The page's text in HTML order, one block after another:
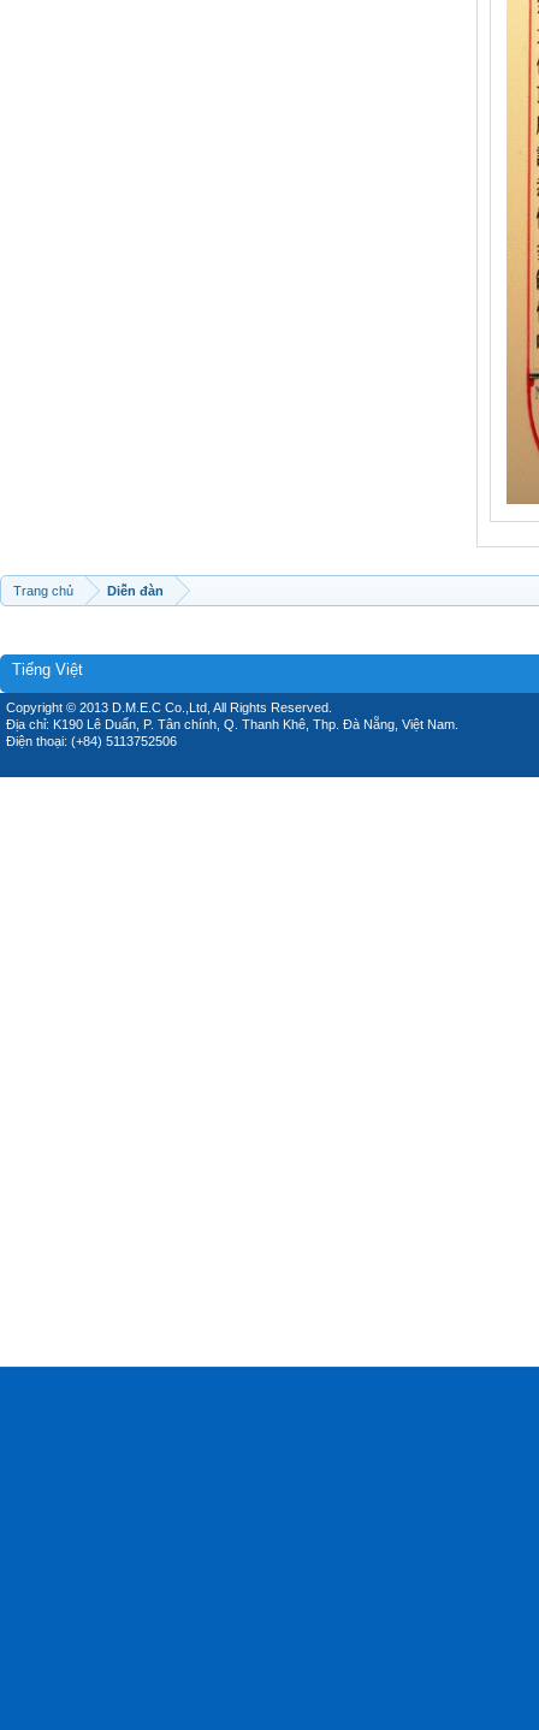
Trang chủ Diễn đàn
Tiếng Việt
Copyright © 2013 D.M.E.C Co.,Ltd, All Rights Reserved.
Địa chỉ: K190 Lê Duẩn, P. Tân chính, Q. Thanh Khê, Thp. Đà Nẵng, Việt Nam.
Điện thoại: (+84) 5113752506